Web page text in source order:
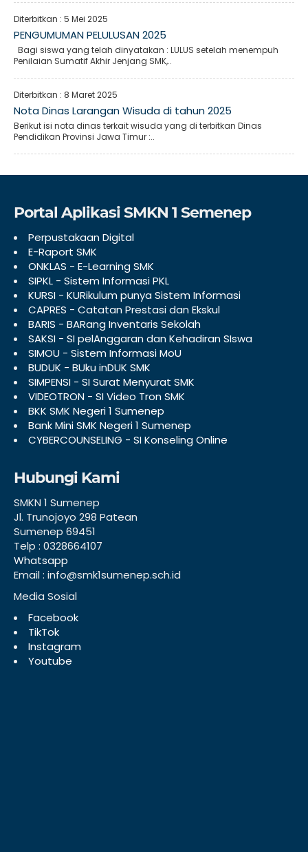
Diterbitkan : 5 Mei 2025
PENGUMUMAN PELULUSAN 2025
Bagi siswa yang telah dinyatakan : LULUS setelah menempuh
Penilaian Sumatif Akhir Jenjang SMK,..
Diterbitkan : 8 Maret 2025
Nota Dinas Larangan Wisuda di tahun 2025
Berikut isi nota dinas terkait wisuda yang di terbitkan Dinas
Pendidikan Provinsi Jawa Timur :..
Portal Aplikasi SMKN 1 Semenep
Perpustakaan Digital
E-Raport SMK
ONKLAS - E-Learning SMK
SIPKL - Sistem Informasi PKL
KURSI - KURikulum punya Sistem Informasi
CAPRES - Catatan Prestasi dan Ekskul
BARIS - BARang Inventaris Sekolah
SAKSI - SI pelAnggaran dan Kehadiran SIswa
SIMOU - Sistem Informasi MoU
BUDUK - BUku inDUK SMK
SIMPENSI - SI Surat Menyurat SMK
VIDEOTRON - SI Video Tron SMK
BKK SMK Negeri 1 Sumenep
Bank Mini SMK Negeri 1 Sumenep
CYBERCOUNSELING - SI Konseling Online
Hubungi Kami
SMKN 1 Sumenep
Jl. Trunojoyo 298 Patean
Sumenep 69451
Telp : 0328664107
Whatsapp
Email : info@smk1sumenep.sch.id
Media Sosial
Facebook
TikTok
Instagram
Youtube